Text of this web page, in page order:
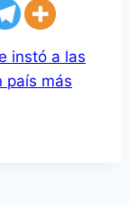
instó a las
país más